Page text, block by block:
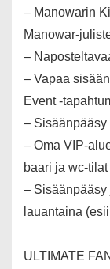
– Manowarin
Manowar-
–
– Vapaa
Event -
–
– Oma VIP-
baari ja wc-tilat
– Sisäänpääsy
lauantaina
ULTIMATE